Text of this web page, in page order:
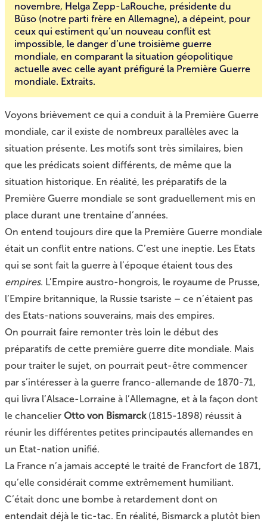
novembre, Helga Zepp-LaRouche, présidente du
Büso (notre parti frère en Allemagne), a dépeint, pour
ceux qui estiment qu’un nouveau conflit est
impossible, le danger d’une troisième guerre
mondiale, en comparant la situation géopolitique
actuelle avec celle ayant préfiguré la Première Guerre
mondiale. Extraits.
Voyons brièvement ce qui a conduit à la Première Guerre
mondiale, car il existe de nombreux parallèles avec la
situation présente. Les motifs sont très similaires, bien
que les prédicats soient différents, de même que la
situation historique. En réalité, les préparatifs de la
Première Guerre mondiale se sont graduellement mis en
place durant une trentaine d’années.
On entend toujours dire que la Première Guerre mondiale
était un conflit entre nations. C’est une ineptie. Les Etats
qui se sont fait la guerre à l’époque étaient tous des
empires. L’Empire austro-hongrois, le royaume de Prusse,
l’Empire britannique, la Russie tsariste – ce n’étaient pas
des Etats-nations souverains, mais des empires.
On pourrait faire remonter très loin le début des
préparatifs de cette première guerre dite mondiale. Mais
pour traiter le sujet, on pourrait peut-être commencer
par s’intéresser à la guerre franco-allemande de 1870-71,
qui livra l’Alsace-Lorraine à l’Allemagne, et à la façon dont
le chancelier Otto von Bismarck(1815-1898) réussit à
réunir les différentes petites principautés allemandes en
un Etat-nation unifié.
La France n’a jamais accepté le traité de Francfort de 1871,
qu’elle considérait comme extrêmement humiliant.
C’était donc une bombe à retardement dont on
entendait déjà le tic-tac. En réalité, Bismarck a plutôt bien